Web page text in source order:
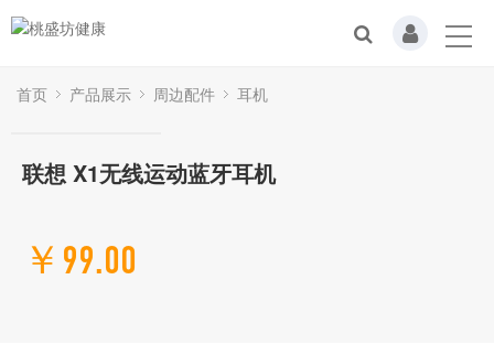
首页 产品展示 周边配件 耳机
联想 X1无线运动蓝牙耳机
￥99.00